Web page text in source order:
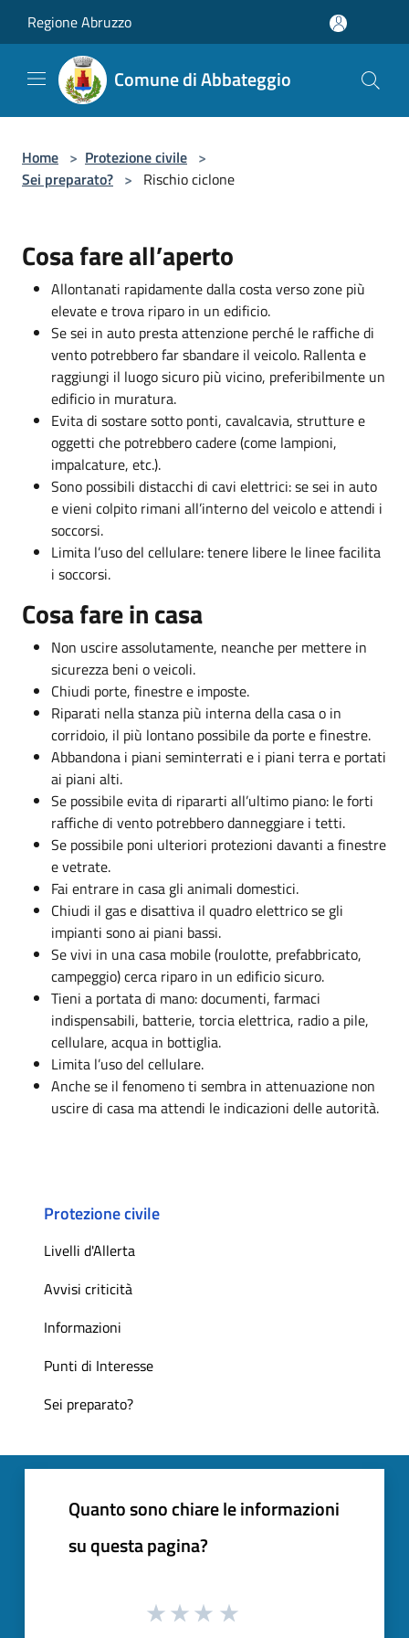
Regione Abruzzo
Comune di Abbateggio
Home > Protezione civile >
Sei preparato? > Rischio ciclone
Cosa fare all’aperto
Allontanati rapidamente dalla costa verso zone più
elevate e trova riparo in un edificio.
Se sei in auto presta attenzione perché le raffiche di
vento potrebbero far sbandare il veicolo. Rallenta e
raggiungi il luogo sicuro più vicino, preferibilmente un
edificio in muratura.
Evita di sostare sotto ponti, cavalcavia, strutture e
oggetti che potrebbero cadere (come lampioni,
impalcature, etc.).
Sono possibili distacchi di cavi elettrici: se sei in auto
e vieni colpito rimani all’interno del veicolo e attendi i
soccorsi.
Limita l’uso del cellulare: tenere libere le linee facilita
i soccorsi.
Cosa fare in casa
Non uscire assolutamente, neanche per mettere in
sicurezza beni o veicoli.
Chiudi porte, finestre e imposte.
Riparati nella stanza più interna della casa o in
corridoio, il più lontano possibile da porte e finestre.
Abbandona i piani seminterrati e i piani terra e portati
ai piani alti.
Se possibile evita di ripararti all’ultimo piano: le forti
raffiche di vento potrebbero danneggiare i tetti.
Se possibile poni ulteriori protezioni davanti a finestre
e vetrate.
Fai entrare in casa gli animali domestici.
Chiudi il gas e disattiva il quadro elettrico se gli
impianti sono ai piani bassi.
Se vivi in una casa mobile (roulotte, prefabbricato,
campeggio) cerca riparo in un edificio sicuro.
Tieni a portata di mano: documenti, farmaci
indispensabili, batterie, torcia elettrica, radio a pile,
cellulare, acqua in bottiglia.
Limita l’uso del cellulare.
Anche se il fenomeno ti sembra in attenuazione non
uscire di casa ma attendi le indicazioni delle autorità.
Protezione civile
Livelli d'Allerta
Avvisi criticità
Informazioni
Punti di Interesse
Sei preparato?
Quanto sono chiare le informazioni
su questa pagina?